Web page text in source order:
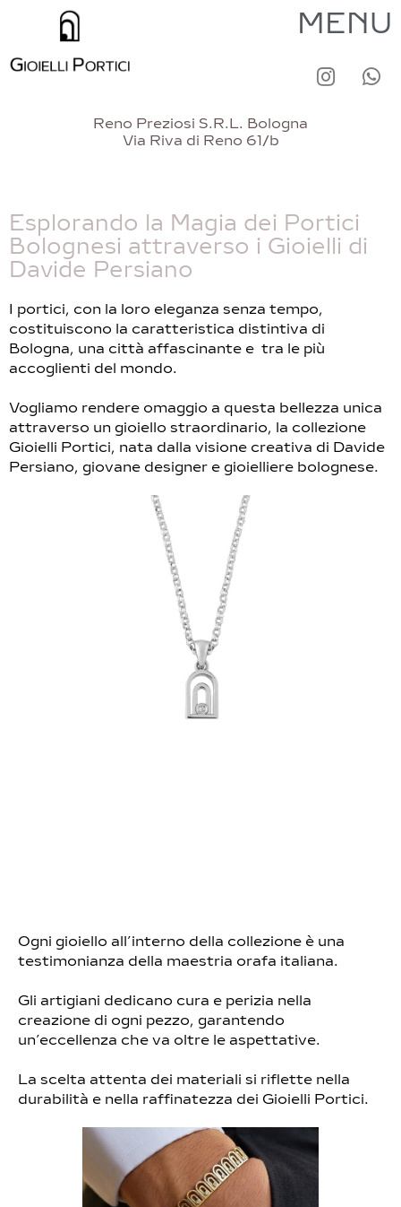
MENU
Reno Preziosi S.R.L. Bologna
Via Riva di Reno 61/b
Esplorando la Magia dei Portici
Bolognesi attraverso i Gioielli di
Davide Persiano
I portici, con la loro eleganza senza tempo,
costituiscono la caratteristica distintiva di
Bologna, una città affascinante e tra le più
accoglienti del mondo.
Vogliamo rendere omaggio a questa bellezza unica
attraverso un gioiello straordinario, la collezione
Gioielli Portici, nata dalla visione creativa di Davide
Persiano, giovane designer e gioielliere bolognese.
Ogni gioiello all’interno della collezione è una
testimonianza della maestria orafa italiana.
Gli artigiani dedicano cura e perizia nella
creazione di ogni pezzo, garantendo
un’eccellenza che va oltre le aspettative.
La scelta attenta dei materiali si riflette nella
durabilità e nella raffinatezza dei Gioielli Portici.